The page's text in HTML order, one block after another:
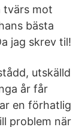
tvärs mot
bästa
jag skrev til!
utskälld
år får
en förhatlig
problem när